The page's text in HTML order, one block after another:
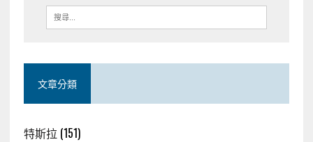
文章分類
特斯拉 (151)